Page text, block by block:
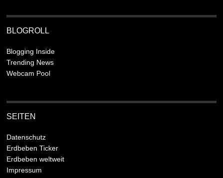
BLOGROLL
Blogging Inside
Trending News
Webcam Pool
SEITEN
Datenschutz
Erdbeben Ticker
Erdbeben weltweit
Impressum